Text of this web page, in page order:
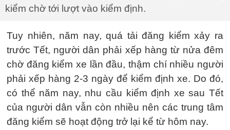
kiểm chờ tới lượt vào kiểm định.
Tuy nhiên, năm nay, quá tải đăng kiểm xảy ra
trước Tết, người dân phải xếp hàng từ nửa đêm
chờ đăng kiểm xe lần đầu, thậm chí nhiều người
phải xếp hàng 2-3 ngày để kiểm định xe. Do đó,
có thể năm nay, nhu cầu kiểm định xe sau Tết
của người dân vẫn còn nhiều nên các trung tâm
đăng kiểm sẽ hoạt động trở lại kể từ hôm nay.